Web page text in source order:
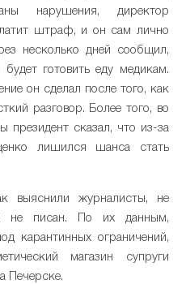
нарушения, директор
штраф, и он сам лично
несколько дней сообщил,
готовить еду медикам.
он сделал после того, как
разговор. Более того, во
президент сказал, что из-за
лишился шанса стать
выяснили журналисты, не
не писан. По их данным,
карантинных ограничений,
магазин супруги
Печерске.